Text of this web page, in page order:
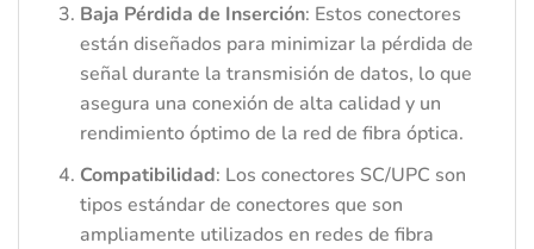
Baja Pérdida de Inserción: Estos conectores
están diseñados para minimizar la pérdida de
señal durante la transmisión de datos, lo que
asegura una conexión de alta calidad y un
rendimiento óptimo de la red de fibra óptica.
Compatibilidad: Los conectores SC/UPC son
tipos estándar de conectores que son
ampliamente utilizados en redes de fibra